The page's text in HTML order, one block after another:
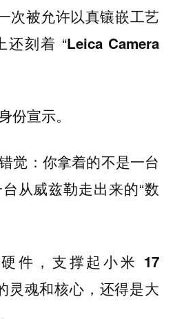
次被允许以真镶嵌工艺
还刻着 “Leica Camera
份宣示。
觉：你拿着的不是一台
从威兹勒走出来的“数
件，支撑起小米 17
灵魂和核心，还得是大